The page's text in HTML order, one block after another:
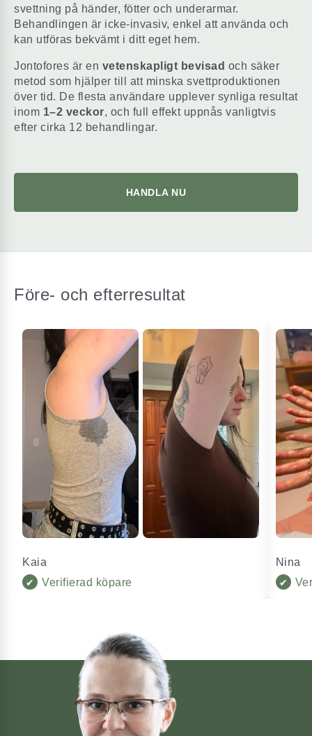
svettning på händer, fötter och underarmar.
Behandlingen är icke-invasiv, enkel att använda och
kan utföras bekvämt i ditt eget hem.
Jontofores är en vetenskapligt bevisad och säker
metod som hjälper till att minska svettproduktionen
över tid. De flesta användare upplever synliga resultat
inom 1–2 veckor, och full effekt uppnås vanligtvis
efter cirka 12 behandlingar.
HANDLA NU
Före- och efterresultat
Kaia
✔ Verifierad köpare
Nina
✔